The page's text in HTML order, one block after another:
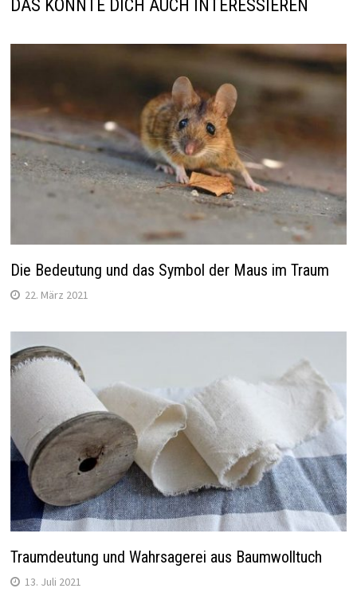
DAS KÖNNTE DICH AUCH INTERESSIEREN
Die Bedeutung und das Symbol der Maus im Traum
22. März 2021
Traumdeutung und Wahrsagerei aus Baumwolltuch
13. Juli 2021